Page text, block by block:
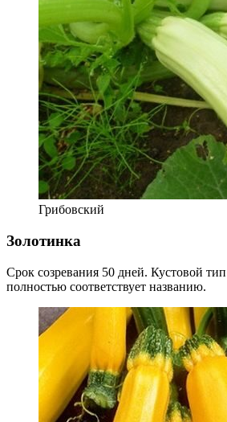
Грибовский
Золотинка
Срок созревания 50 дней. Кустовой
полностью соответствует названию.